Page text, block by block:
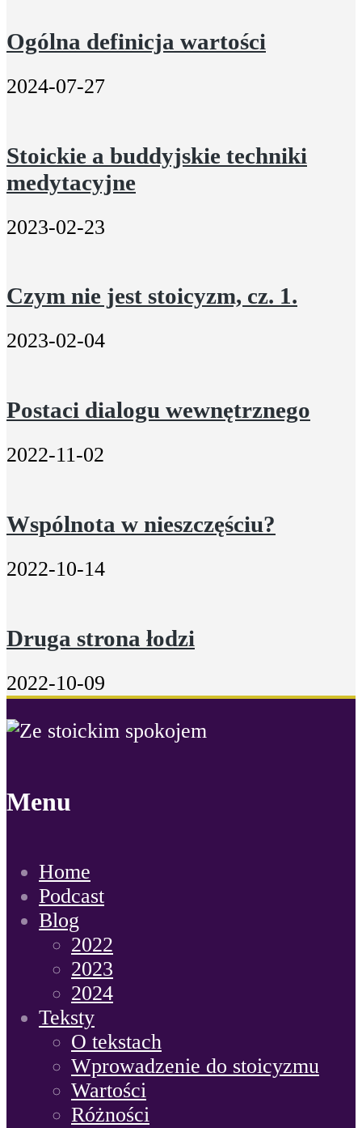
Ogólna definicja wartości
2024-07-27
Stoickie a buddyjskie techniki
medytacyjne
2023-02-23
Czym nie jest stoicyzm, cz. 1.
2023-02-04
Postaci dialogu wewnętrznego
2022-11-02
Wspólnota w nieszczęściu?
2022-10-14
Druga strona łodzi
2022-10-09
Menu
Home
Podcast
Blog
2022
2023
2024
Teksty
O tekstach
Wprowadzenie do stoicyzmu
Wartości
Różności